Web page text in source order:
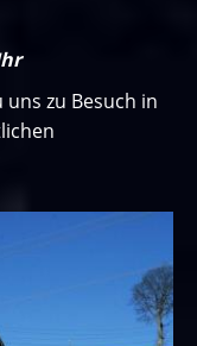
zu Besuch in